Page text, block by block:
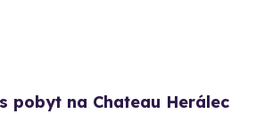
pobyt na Chateau Herálec